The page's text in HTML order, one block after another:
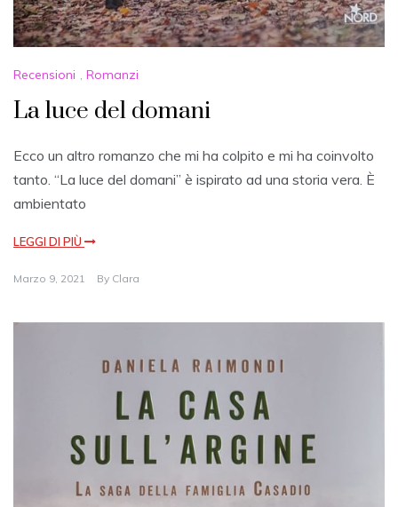
Recensioni , Romanzi
La luce del domani
Ecco un altro romanzo che mi ha colpito e mi ha coinvolto
tanto. “La luce del domani” è ispirato ad una storia vera. È
ambientato
LEGGI DI PIÙ
Marzo 9, 2021 By Clara